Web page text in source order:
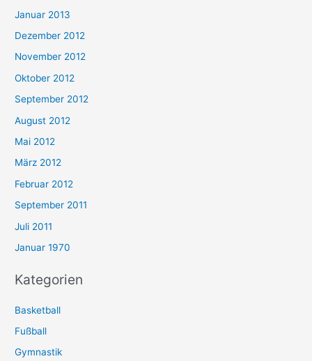
Januar 2013
Dezember 2012
November 2012
Oktober 2012
September 2012
August 2012
Mai 2012
März 2012
Februar 2012
September 2011
Juli 2011
Januar 1970
Kategorien
Basketball
Fußball
Gymnastik